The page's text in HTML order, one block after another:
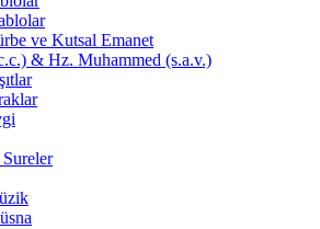
ve Kutsal Emanet
& Hz. Muhammed (s.a.v.)